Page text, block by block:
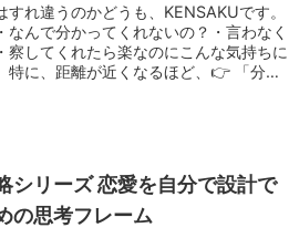
すれ違うのかどうも、KENSAKUです。
なんで分かってくれないの？・言わなく
察してくれたら楽なのにこんな気持ちに
特に、距離が近くなるほど、👉 「分か
シリーズ 恋愛を自分で設計で
の思考フレーム